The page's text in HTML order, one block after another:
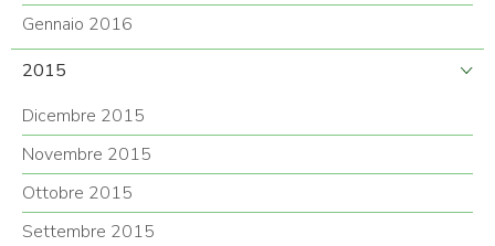
Gennaio 2016
2015
Dicembre 2015
Novembre 2015
Ottobre 2015
Settembre 2015